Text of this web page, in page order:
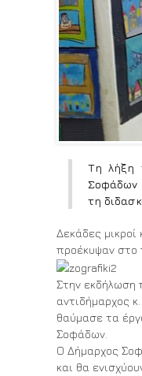
Τη λήξη
Σοφάδων
τη
Δεκάδες
προέκυψαν στο
Στην εκδήλωση
αντιδήμαρχος
θαύμασε τα
Σοφάδων.
Ο Δήμαρχος
και θα